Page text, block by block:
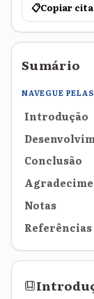
📋Copiar
Sumário
NAVEGUE
Introdução
Conclusão
Notas
Referências